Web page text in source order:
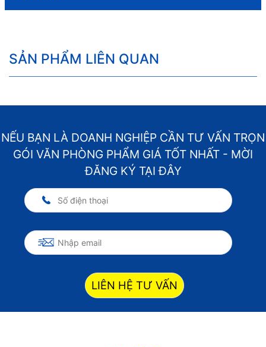
SẢN PHẨM LIÊN QUAN
NẾU BẠN LÀ DOANH NGHIỆP CẦN TƯ VẤN TRỌN
GÓI VĂN PHÒNG PHẨM GIÁ TỐT NHẤT - MỜI
ĐĂNG KÝ TẠI ĐÂY
LIÊN HỆ TƯ VẤN